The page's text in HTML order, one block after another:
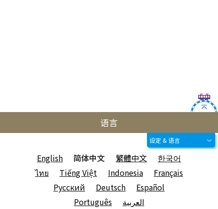
语言
设定 & 语言
English 简体中文 繁體中文
한국어
ไทย
Tiếng Việt Indonesia
Français
Русский
Deutsch
Español
Português
العربية